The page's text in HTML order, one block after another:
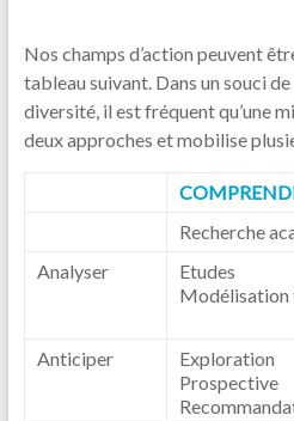
Nos champs d’action peuvent
tableau suivant. Dans un souci
diversité, il est fréquent qu’une
deux approches et mobilise
Recherche
Analyser
Etudes
Modélisation
Anticiper
Exploration
Prospective